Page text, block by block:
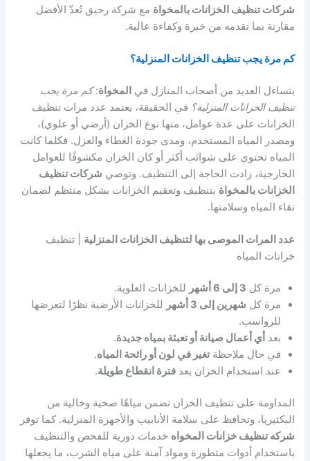
شركات تنظيف الخزانات بالمخواة مع شركة رحيق تُعدّ الأفضل
مقارنة بما تقدمه من خبرة وكفاءة عالية.
كم مرة يجب تنظيف الخزانات المنزلية؟
يتساءل العديد من أصحاب المنازل في المخواة:كم مرة يجب
تنظيف الخزانات المنزلية؟ في الحقيقة، يعتمد عدد مرات تنظيف
الخزانات على عدة عوامل، منها نوع الخزان (أرضي أو علوي)،
ومصدر المياه المستخدم، ومدى جودة الغطاء والعزل. فكلما كانت
المياه تحتوي على شوائب أكثر أو كان الخزان مكشوفًا للعوامل
الخارجية، زادت الحاجة إلى التنظيف. وتوصي شركات تنظيف
الخزانات بالمخواة بتنظيف وتعقيم الخزانات بشكل منتظم لضمان
نقاء المياه وسلامتها.
عدد المرات الموصى بها لتنظيف الخزانات المنزلية | تنظيف
خزانات المياه
مرة كل 3 إلى 6 أشهر
للخزانات العلوية.
مرة كل شهرين إلى 3 أشهر
للخزانات الأرضية نظرًا لتعرضها
للرواسب.
بعد أي أعمال صيانة أو تعبئة بمياه جديدة.
في حال ملاحظةتغير في لون أو رائحة المياه.
عند استخدام الخزان بعدفترة انقطاع طويلة.
المداومة على تنظيف الخزان تضمن مياهًا صحية وخالية من
البكتيريا، وتحافظ على سلامة الأنابيب والأجهزة المنزلية. كما توفر
شركه تنظيف خزانات المخواه خدمات دورية للفحص والتنظيف
باستخدام أدوات متطورة ومواد آمنة على مياه الشرب، ما يجعلها